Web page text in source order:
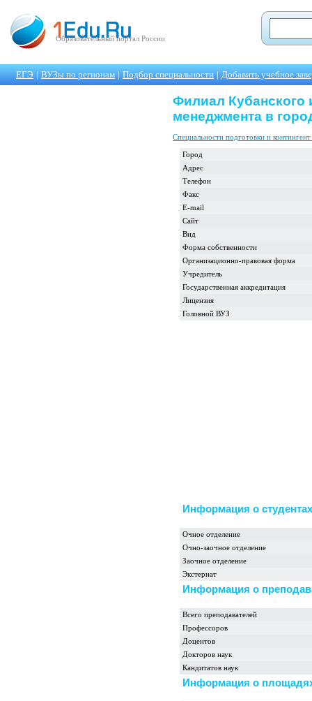
Образовательный портал России
ЕГЭ | ВУЗы по регионам | Подбор специальности | Добавить учебное
Филиал Кубанского
менеджмента в
Специальности подготовки и контингент
Город
Адрес
Телефон
Факс
E-mail
Сайт
Вид
Форма собственности
Организационно-правовая форма
Учредитель
Государственная аккредитация
Лицензия
Головной ВУЗ
Информация о студентах
Очное отделение
Очно-заочное отделение
Заочное отделение
Экстернат
Информация о
Всего преподавателей
Профессоров
Доцентов
Докторов наук
Кандитатов наук
Информация о